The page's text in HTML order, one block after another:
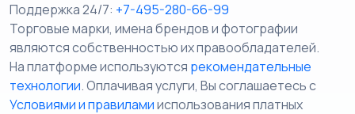
Поддержка 24/7: +7-495-280-66-99
Торговые марки, имена брендов и фотографии
являются собственностью их правообладателей.
На платформе используются рекомендательные
технологии. Оплачивая услуги, Вы соглашаетесь c
Условиями и правиламииспользования платных